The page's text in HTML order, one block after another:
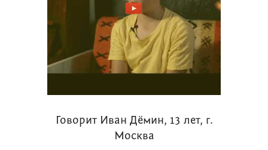
Говорит Иван Дёмин, 13 лет, г.
Москва